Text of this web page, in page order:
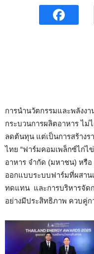
การนำนวัตกรรมและพลังง
กระบวนการผลิตอาหาร ไม่
ลดต้นทุน แต่เป็นการสร้างร
ไทย “ฟาร์มคอมเพล็กซ์ไก่
อาหาร จำกัด (มหาชน) หรื
ออกแบบระบบฟาร์มที่ผสาน
ทดแทน และการบริหารจัด
อย่างมีประสิทธิภาพ ควบ